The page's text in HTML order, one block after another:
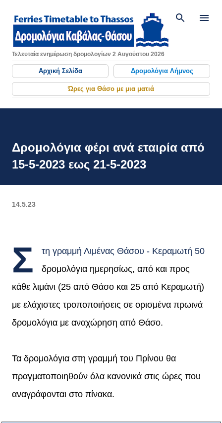
Μετάβαση στο κύριο περιεχόμενο
Τελευταία ενημέρωση δρομολογίων 2 Αυγούστου 2026
Αρχική Σελίδα Δρομολόγια Λήμνος
Ώρες για Θάσο με μια ματιά
Δρομολόγια φέρι ανά εταιρία από
15-5-2023 εως 21-5-2023
14.5.23
Σ
τη γραμμή Λιμένας Θάσου - Κεραμωτή 50
δρομολόγια ημερησίως, από και προς
κάθε λιμάνι (25 από Θάσο και 25 από Κεραμωτή)
με ελάχιστες τροποποιήσεις σε ορισμένα πρωινά
δρομολόγια με αναχώρηση από Θάσο.
Τα δρομολόγια στη γραμμή του Πρίνου θα
πραγματοποιηθούν όλα κανονικά στις ώρες που
αναγράφονται στο πίνακα.